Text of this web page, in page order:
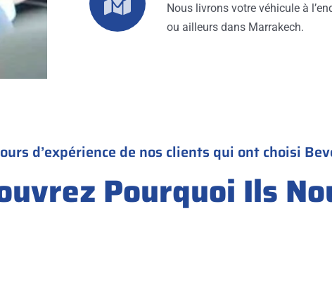
Nous livrons votre véhicule à
ou ailleurs dans Marrakech.
d’expérience de nos clients qui ont choisi
Pourquoi Ils